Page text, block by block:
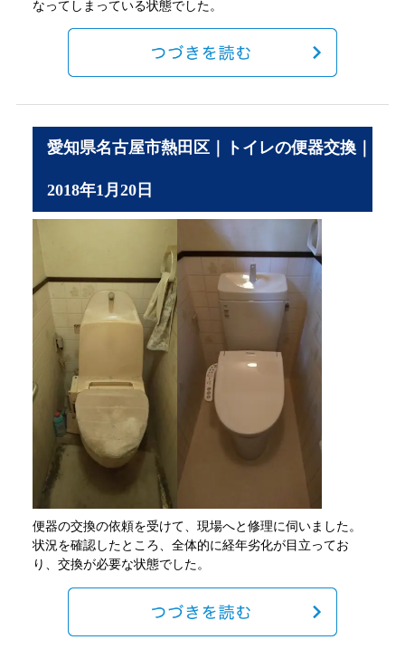
なってしまっている状態でした。
愛知県名古屋市熱田区｜トイレの便器交換｜
2018年1月20日
便器の交換の依頼を受けて、現場へと修理に伺いました。
状況を確認したところ、全体的に経年劣化が目立ってお
り、交換が必要な状態でした。